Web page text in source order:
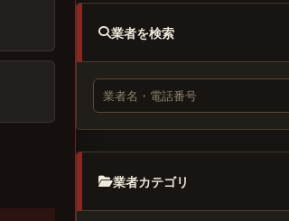
業者を検索
業者カテゴリ